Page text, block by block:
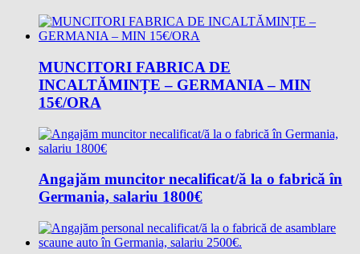
MUNCITORI FABRICA DE
INCALTĂMINȚE – GERMANIA – MIN
15€/ORA
Angajăm muncitor necalificat/ă la o fabrică în
Germania, salariu 1800€